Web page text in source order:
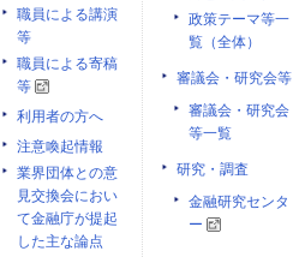
職員による講演
等
職員による寄稿
等
利用者の方へ
注意喚起情報
業界団体との意
見交換会におい
て金融庁が提起
した主な論点
政策テーマ等一
覧（全体）
審議会・研究会等
審議会・研究会
等一覧
研究・調査
金融研究センタ
ー